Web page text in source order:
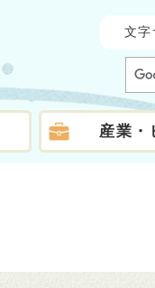
文字
産業・